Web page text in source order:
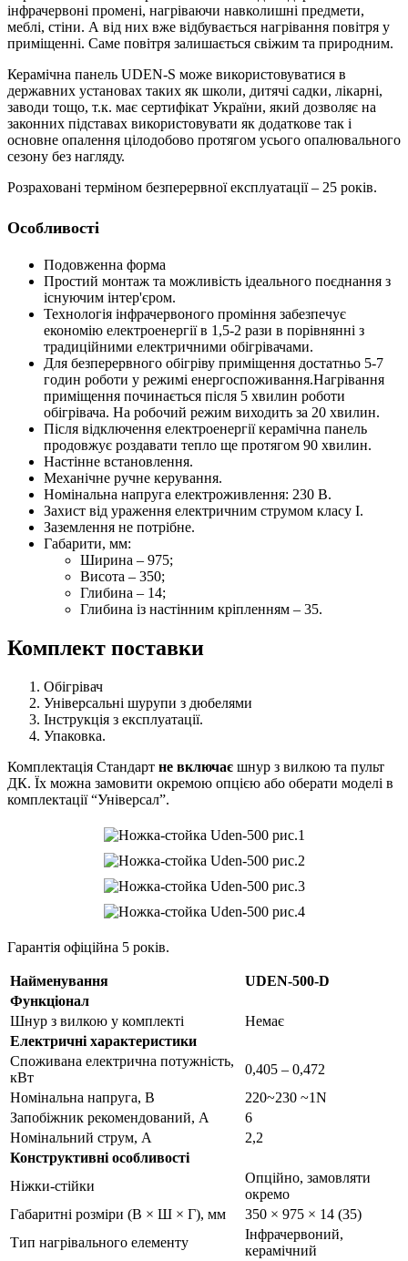
інфрачервоні промені, нагріваючи навколишні предмети,
меблі, стіни. А від них вже відбувається нагрівання повітря у
приміщенні. Саме повітря залишається свіжим та природним.
Керамічна панель UDEN-S може використовуватися в
державних установах таких як школи, дитячі садки, лікарні,
заводи тощо, т.к. має сертифікат України, який дозволяє на
законних підставах використовувати як додаткове так і
основне опалення цілодобово протягом усього опалювального
сезону без нагляду.
Розраховані терміном безперервної експлуатації – 25 років.
Особливості
Подовженна форма
Простий монтаж та можливість ідеального поєднання з
існуючим інтер'єром.
Технологія інфрачервоного проміння забезпечує
економію електроенергії в 1,5-2 рази в порівнянні з
традиційними електричними обігрівачами.
Для безперервного обігріву приміщення достатньо 5-7
годин роботи у режимі енергоспоживання.Нагрівання
приміщення починається після 5 хвилин роботи
обігрівача. На робочий режим виходить за 20 хвилин.
Після відключення електроенергії керамічна панель
продовжує роздавати тепло ще протягом 90 хвилин.
Настінне встановлення.
Механічне ручне керування.
Номінальна напруга електроживлення: 230 В.
Захист від ураження електричним струмом класу І.
Заземлення не потрібне.
Габарити, мм:
Ширина – 975;
Висота – 350;
Глибина – 14;
Глибина із настінним кріпленням – 35.
Комплект поставки
Обігрівач
Універсальні шурупи з дюбелями
Інструкція з експлуатації.
Упаковка.
Комплектація Стандарт не включає шнур з вилкою та пульт
ДК. Їх можна замовити окремою опцією або оберати моделі в
комплектації “Універсал”.
Гарантія офіційна 5 років.
Найменування
UDEN-500-D
Функціонал
Шнур з вилкою у комплекті
Немає
Електричні характеристики
Споживана електрична потужність,
кВт
0,405 – 0,472
Номінальна напруга, В
220~230 ~1N
Запобіжник рекомендований, А
6
Номінальний струм, А
2,2
Конструктивні особливості
Ніжки-стійки
Опційно, замовляти
окремо
Габаритні розміри (В × Ш × Г), мм
350 × 975 × 14 (35)
Тип нагрівального елементу
Інфрачервоний,
керамічний